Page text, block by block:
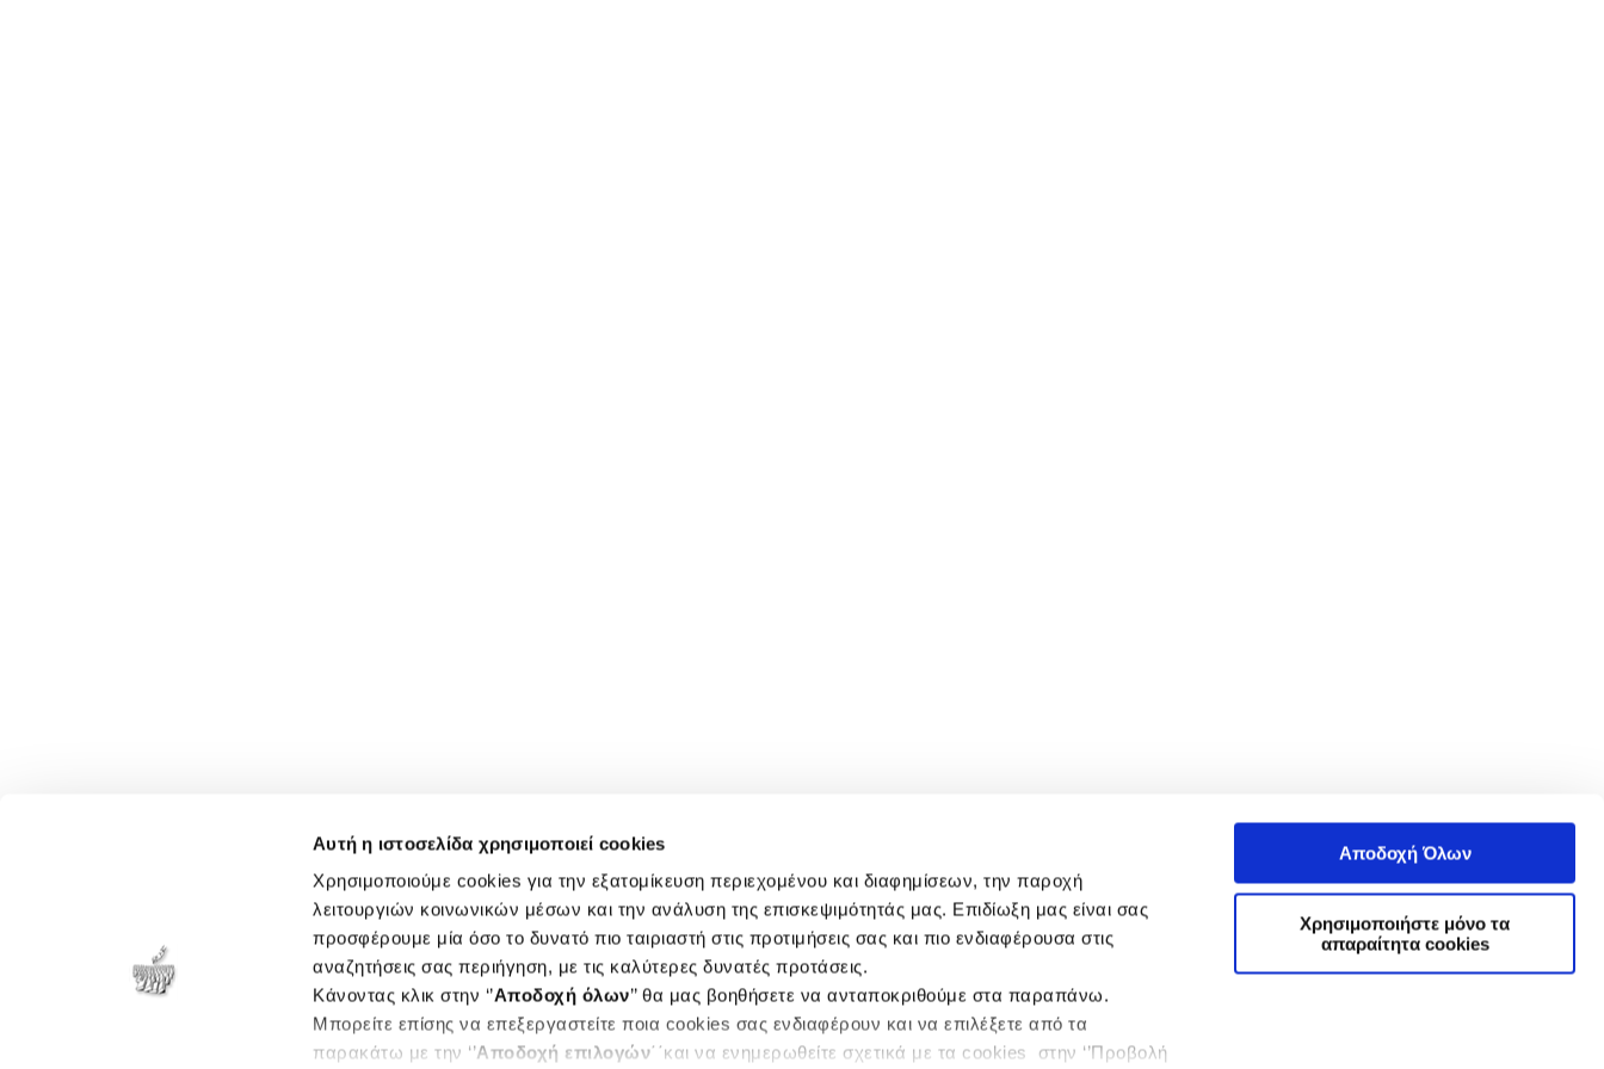
Αυτή η ιστοσελίδα χρησιμοποιεί cookies
Χρησιμοποιούμε cookies για την εξατομίκευση περιεχομένου και διαφημίσεων, την παροχή
λειτουργιών κοινωνικών μέσων και την ανάλυση της επισκεψιμότητάς μας. Επιδίωξη μας είναι σας
προσφέρουμε μία όσο το δυνατό πιο ταιριαστή στις προτιμήσεις σας και πιο ενδιαφέρουσα στις
αναζητήσεις σας περιήγηση, με τις καλύτερες δυνατές προτάσεις.
Κάνοντας κλικ στην ‘’Αποδοχή όλων’’ θα μας βοηθήσετε να ανταποκριθούμε στα παραπάνω.
Μπορείτε επίσης να επεξεργαστείτε ποια cookies σας ενδιαφέρουν και να επιλέξετε από τα
παρακάτω με την ‘’Αποδοχή επιλογών΄΄και να ενημερωθείτε σχετικά με τα cookies στην ‘’Προβολή
Αποδοχή Όλων
Χρησιμοποιήστε μόνο τα
απαραίτητα cookies